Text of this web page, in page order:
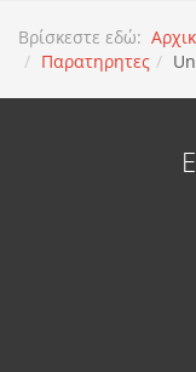
Βρίσκεστε εδώ:
Παρατηρητες